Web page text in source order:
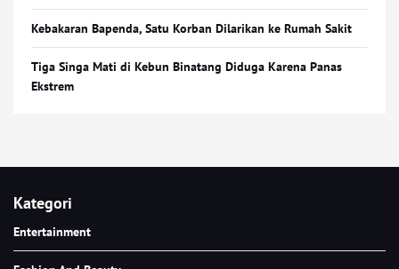
Kebakaran Bapenda, Satu Korban Dilarikan ke Rumah Sakit
Tiga Singa Mati di Kebun Binatang Diduga Karena Panas
Ekstrem
Kategori
Entertainment